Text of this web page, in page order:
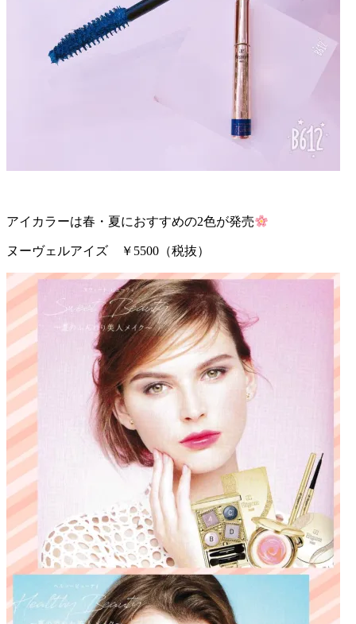
アイカラーは春・夏におすすめの2色が発売
ヌーヴェルアイズ ￥5500（税抜）